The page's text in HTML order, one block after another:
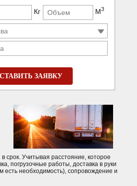
Кг М3
ЗАЯВКУ
срок. Учитывая расстояние, которое
погрузочные работы, доставка в руки
есть необходимость), сопровождение и